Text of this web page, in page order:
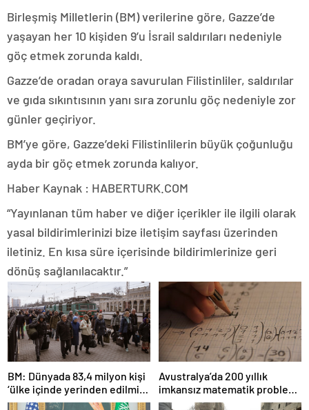
Birleşmiş Milletlerin (BM) verilerine göre, Gazze’de
yaşayan her 10 kişiden 9’u İsrail saldırıları nedeniyle
göç etmek zorunda kaldı.
Gazze’de oradan oraya savurulan Filistinliler, saldırılar
ve gıda sıkıntısının yanı sıra zorunlu göç nedeniyle zor
günler geçiriyor.
BM’ye göre, Gazze’deki Filistinlilerin büyük çoğunluğu
ayda bir göç etmek zorunda kalıyor.
Haber Kaynak : HABERTURK.COM
“Yayınlanan tüm haber ve diğer içerikler ile ilgili olarak
yasal bildirimlerinizi bize iletişim sayfası üzerinden
iletiniz. En kısa süre içerisinde bildirimlerinize geri
dönüş sağlanılacaktır.”
BM: Dünyada 83,4 milyon kişi
‘ülke içinde yerinden edilmiş’
olarak yaşıyor
Avustralya’da 200 yıllık
imkansız matematik problemi
çözüldü